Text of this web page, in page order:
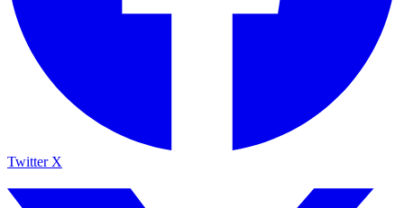
Twitter X